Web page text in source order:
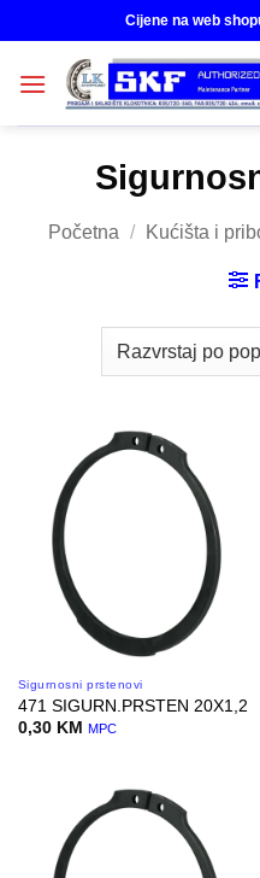
to
content
Cijene na web
Početna / Kućišta i
Sigurnosni prstenovi
471 SIGURN.PRSTEN 20X1,2
0,30 KM MPC